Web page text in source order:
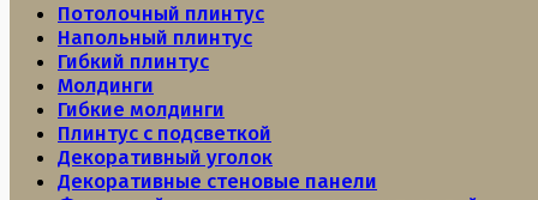
Потолочный плинтус
Напольный плинтус
Гибкий плинтус
Молдинги
Гибкие молдинги
Плинтус с подсветкой
Декоративный уголок
Декоративные стеновые панели